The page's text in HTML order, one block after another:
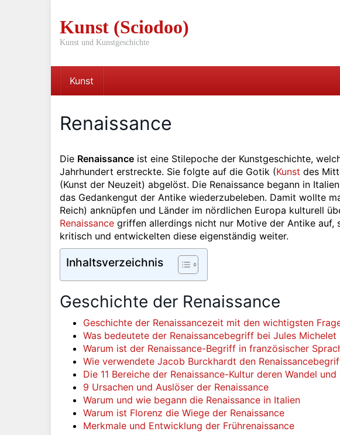
Kunst (Sciodoo)
Kunst und Kunstgeschichte
Kunst
Renaissance
Die Renaissance ist eine Stilepoche der Kunstgeschichte,
Jahrhundert erstreckte. Sie folgte auf die Gotik (Kunst des
(Kunst der Neuzeit) abgelöst. Die Renaissance begann in
das Gedankengut der Antike wiederzubeleben. Damit wollte
Reich) anknüpfen und Länder im nördlichen Europa kulturell
Renaissance griffen allerdings nicht nur Motive der Antike auf,
kritisch und entwickelten diese eigenständig weiter.
Inhaltsverzeichnis
Geschichte der Renaissance
Geschichte der Renaissancezeit mit den wichtigsten
Was bedeutete der Renaissancebegriff bei Jules Michelet
Warum ist der Renaissance-Begriff in französischer
Wie verwendete Jacob Burckhardt den
Die 11 Bereiche der Renaissance-Kultur deren Wandel und
9 Ursachen und Auslöser der Renaissance
Warum und wie begann die Renaissance in Italien
Warum ist Florenz die Wiege der Renaissance
Merkmale und Entwicklung der Frührenaissance